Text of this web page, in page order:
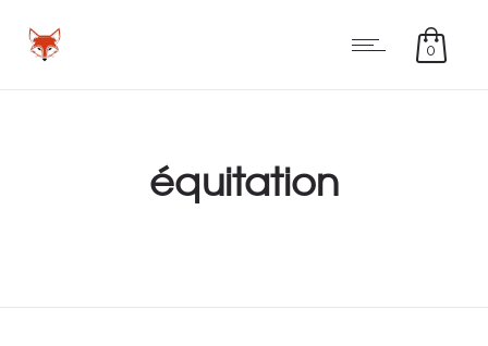
0
équitation